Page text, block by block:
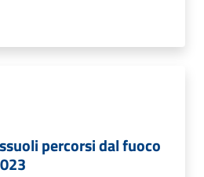
percorsi dal fuoco